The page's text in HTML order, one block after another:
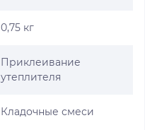
0,75 кг
Приклеивание
утеплителя
Кладочные смеси